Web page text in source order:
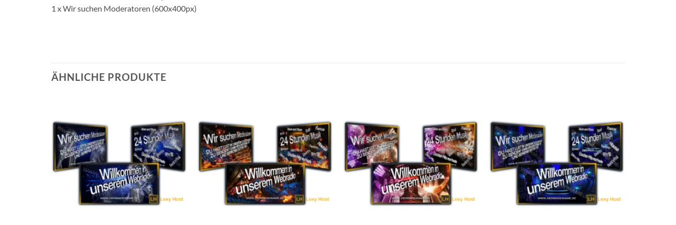
1 x Wir suchen Moderatoren (600x400px)
ÄHNLICHE PRODUKTE
Auf die
Wunschliste
setzen
Auf die
Wunschliste
setzen
Auf die
Wunschliste
setzen
Auf die
Wunschliste
setzen